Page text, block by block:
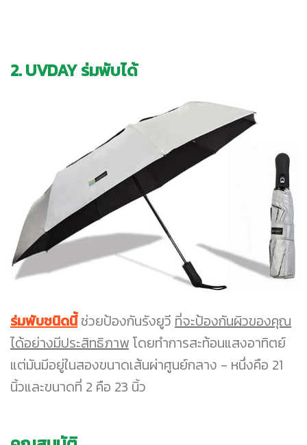
2. UVDAY ร่มพับได้
ร่มพับชนิดนี้ช่วยป้องกันรังยูวี ที่จะป้องกันผิวของคุณ
ได้อย่างมีประสิทธิภาพ โดยทำการสะท้อนแสงอาทิตย์
แต่มันมีอยู่ในสองขนาดเส้นผ่าศูนย์กลาง - หนึ่งคือ 21
นิ้วและขนาดที่ 2 คือ 23 นิ้ว